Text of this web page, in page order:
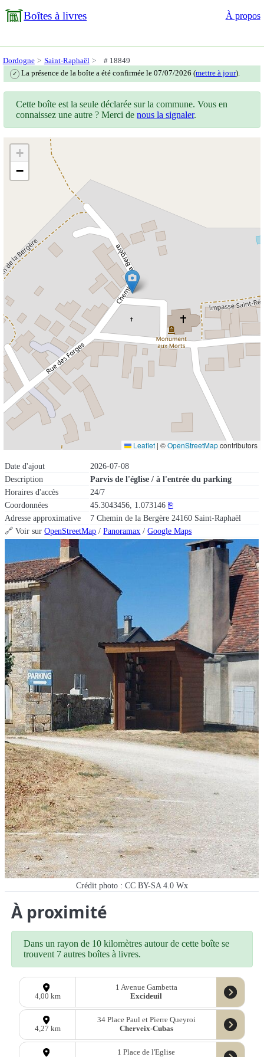
Boîtes à livres À propos
Dordogne Saint-Raphaël # 18849
✓ La présence de la boîte a été confirmée le 07/07/2026 (mettre à jour).
Date d'ajout
2026-07-08
Description
Parvis de l'église / à l'entrée du parking
Horaires d'accès
24/7
Coordonnées
45.3043456, 1.073146 ⎘
Adresse approximative
7 Chemin de la Bergère 24160 Saint-Raphaël
🔗 Voir surOpenStreetMap /Panoramax /Google Maps
Crédit photo : CC BY-SA 4.0 Wx
Cette boîte est la seule déclarée sur la commune. Vous en
connaissez une autre ? Merci denous la signaler.
+
−
Leaflet | ©OpenStreetMapcontributors
À proximité
Dans un rayon de 10 kilomètres autour de cette boîte se
trouvent 7 autres boîtes à livres.
4,00 km
1 Avenue Gambetta
Excideuil
4,27 km
34 Place Paul et Pierre Queyroi
Cherveix-Cubas
1 Place de l'Eglise